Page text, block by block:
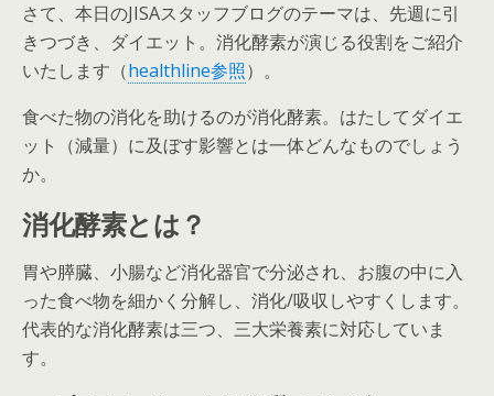
さて、本日のJISAスタッフブログのテーマは、先週に引
きつづき、ダイエット。消化酵素が演じる役割をご紹介
いたします（healthline参照）。
食べた物の消化を助けるのが消化酵素。はたしてダイエ
ット（減量）に及ぼす影響とは一体どんなものでしょう
か。
消化酵素とは？
胃や膵臓、小腸など消化器官で分泌され、お腹の中に入
った食べ物を細かく分解し、消化/吸収しやすくします。
代表的な消化酵素は三つ、三大栄養素に対応していま
す。